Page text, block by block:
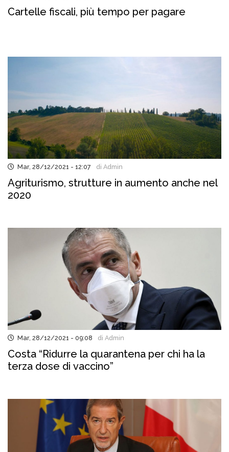
Cartelle fiscali, più tempo per pagare
Mar, 28/12/2021 - 12:07 di Admin
Agriturismo, strutture in aumento anche nel
2020
Mar, 28/12/2021 - 09:08 di Admin
Costa “Ridurre la quarantena per chi ha la
terza dose di vaccino”